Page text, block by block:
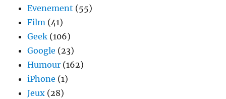
Evenement (55)
Film (41)
Geek (106)
Google (23)
Humour (162)
iPhone (1)
Jeux (28)